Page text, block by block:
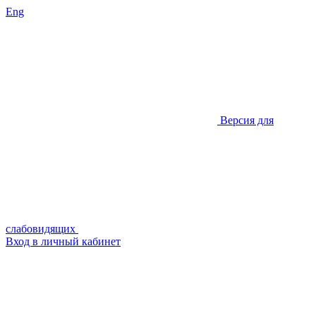
Eng
Версия для
слабовидящих
Вход в личный кабинет